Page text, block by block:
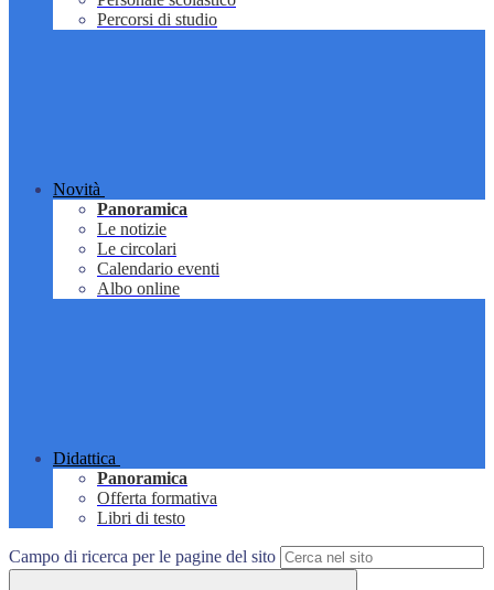
Percorsi di studio
Novità
Panoramica
Le notizie
Le circolari
Calendario eventi
Albo online
Didattica
Panoramica
Offerta formativa
Libri di testo
Campo di ricerca per le pagine del sito